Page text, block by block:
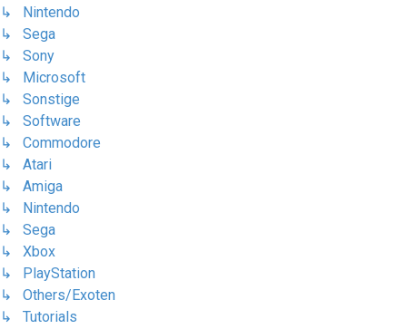
↳ Nintendo
↳ Sega
↳ Sony
↳ Microsoft
↳ Sonstige
↳ Software
↳ Commodore
↳ Atari
↳ Amiga
↳ Nintendo
↳ Sega
↳ Xbox
↳ PlayStation
↳ Others/Exoten
↳ Tutorials